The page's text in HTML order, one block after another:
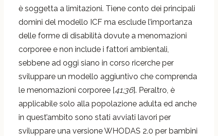
è soggetta a limitazioni. Tiene conto dei principali
domini del modello ICF ma esclude l’importanza
delle forme di disabilità dovute a menomazioni
corporee e non include i fattori ambientali,
sebbene ad oggi siano in corso ricerche per
sviluppare un modello aggiuntivo che comprenda
le menomazioni corporee [41;36]. Peraltro, è
applicabile solo alla popolazione adulta ed anche
in quest’ambito sono stati avviati lavori per
sviluppare una versione WHODAS 2.0 per bambini